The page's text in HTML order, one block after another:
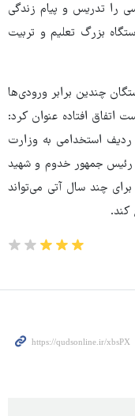
را تدریس و پیام زندگی
بزرگ تعلیم و تربیت
چندین برابر ورودی‌ها
افتاده عنوان کرد:
و ۱۴۰۳ بیش از ۲۰۰ هزار ردیف استخدامی به وزارت
رئیس جمهور خدوم و شهید
چند سال آتی می‌تواند
کند.